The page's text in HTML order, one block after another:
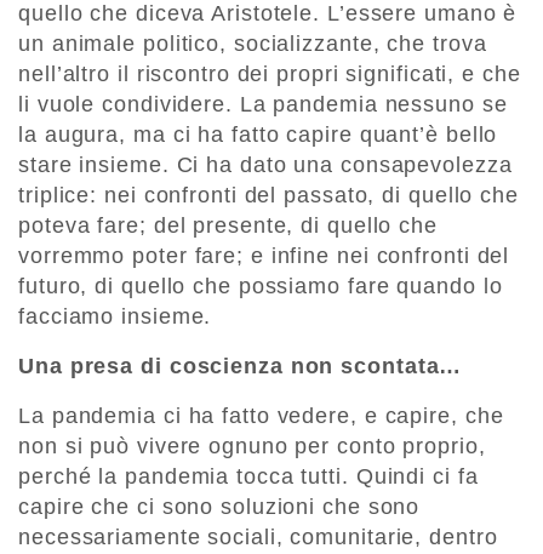
quello che diceva Aristotele. L’essere umano è
un animale politico, socializzante, che trova
nell’altro il riscontro dei propri significati, e che
li vuole condividere. La pandemia nessuno se
la augura, ma ci ha fatto capire quant’è bello
stare insieme. Ci ha dato una consapevolezza
triplice: nei confronti del passato, di quello che
poteva fare; del presente, di quello che
vorremmo poter fare; e infine nei confronti del
futuro, di quello che possiamo fare quando lo
facciamo insieme.
Una presa di coscienza non scontata…
La pandemia ci ha fatto vedere, e capire, che
non si può vivere ognuno per conto proprio,
perché la pandemia tocca tutti. Quindi ci fa
capire che ci sono soluzioni che sono
necessariamente sociali, comunitarie, dentro